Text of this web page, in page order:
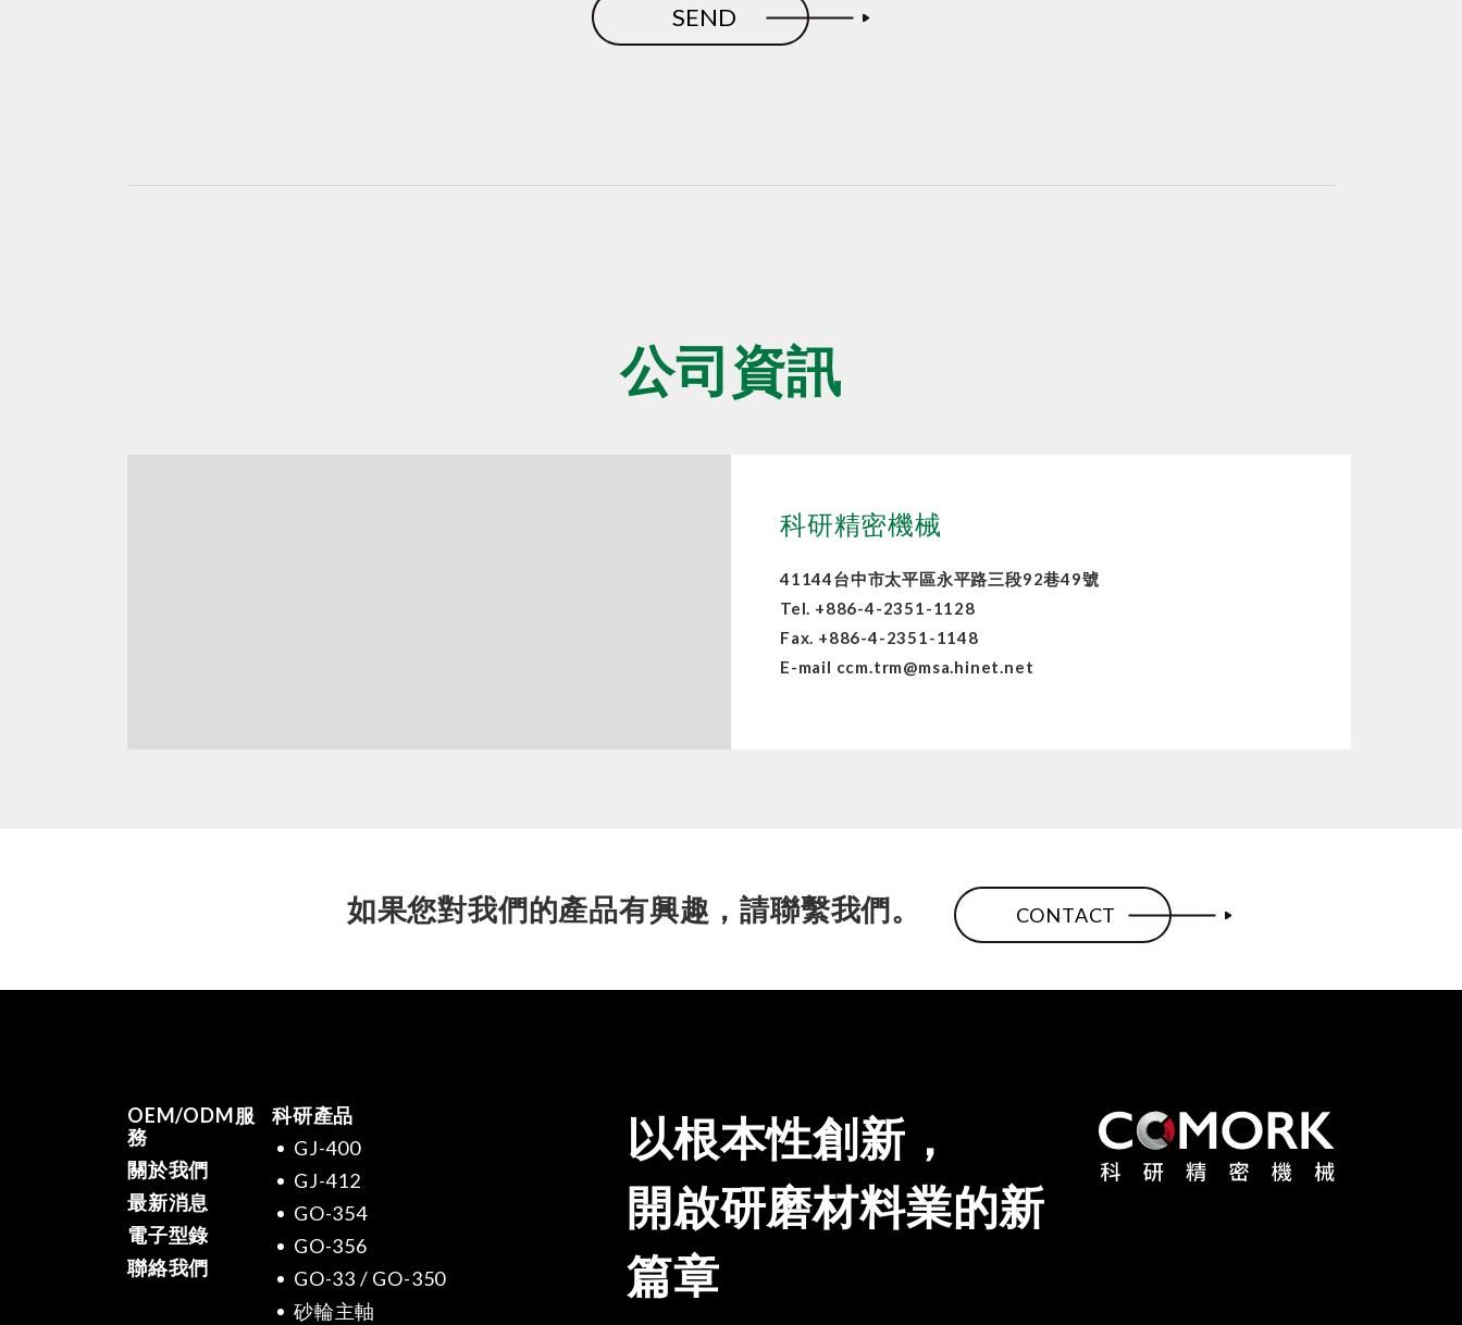
SEND
公司資訊
科研精密機械
41144台中市太平區永平路三段92巷49號
Tel. +886-4-2351-1128
Fax. +886-4-2351-1148
E-mail ccm.trm@msa.hinet.net
如果您對我們的產品有興趣，請聯繫我們。 CONTACT
OEM/ODM服
務
關於我們
最新消息
電子型錄
聯絡我們
科研產品
GJ-400
GJ-412
GO-354
GO-356
GO-33 / GO-350
砂輪主軸
以根本性創新，
開啟研磨材料業的新
篇章